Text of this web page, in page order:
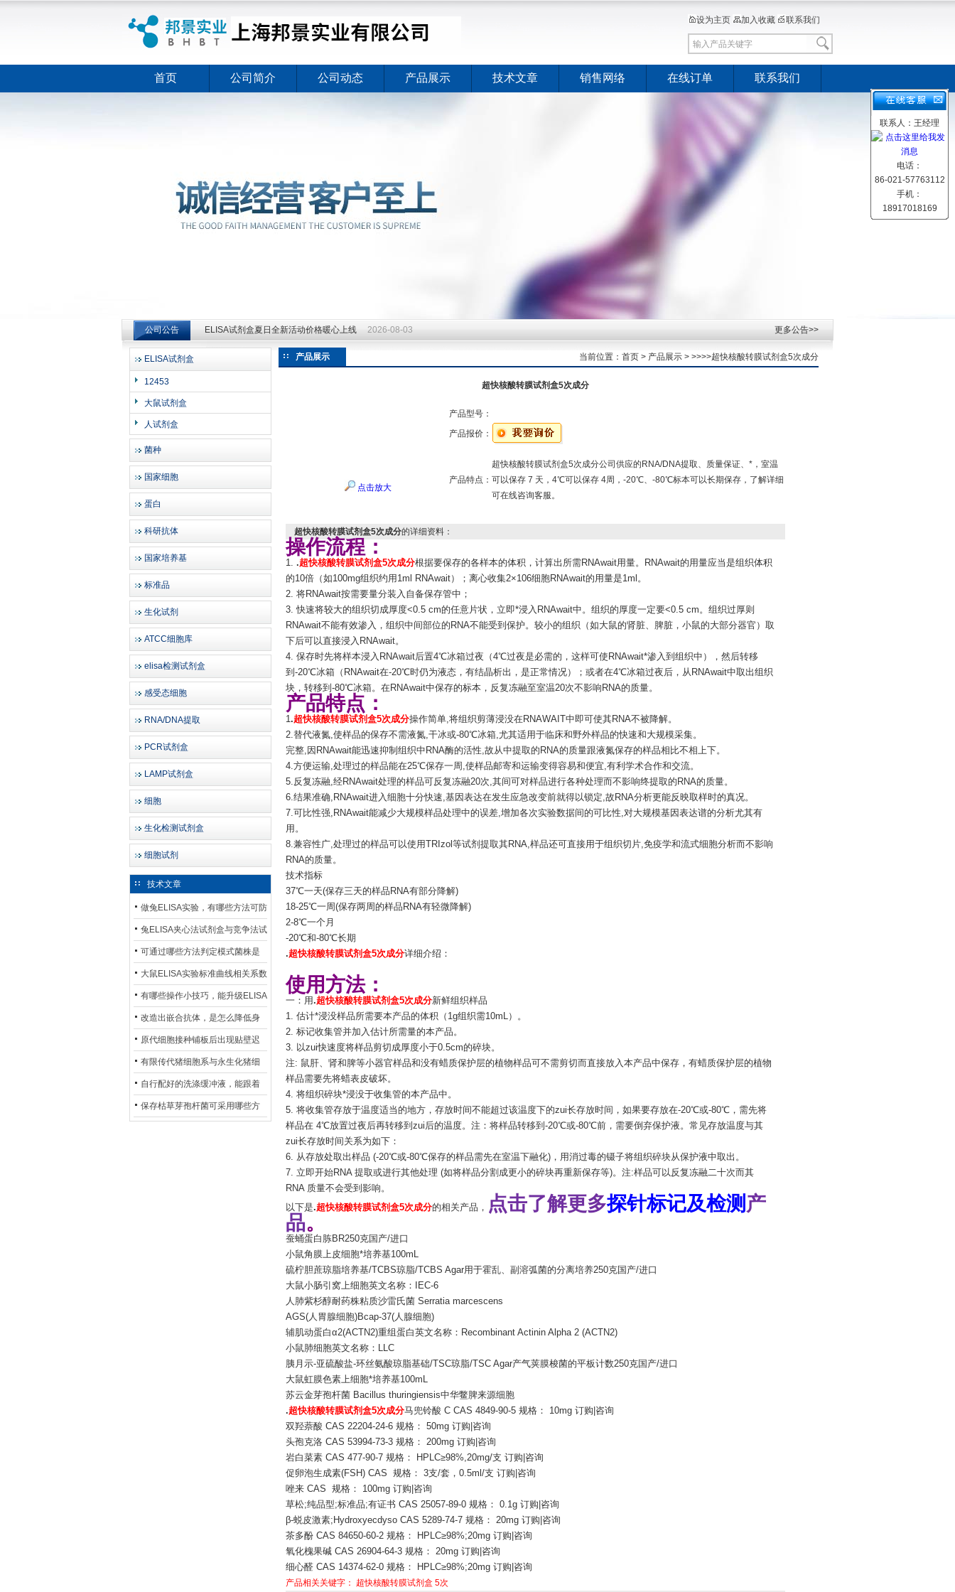
上海邦景实业有限公司
设为主页 加入收藏 联系我们
首页 公司简介 公司动态 产品展示 技术文章 销售网络 在线订单 联系我们
公司公告 ELISA试剂盒夏日全新活动价格暖心上线 2026-08-03
ELISA试剂盒夏日全新活动价格暖心上线
更多公告>>
ELISA试剂盒
12453
大鼠试剂盒
人试剂盒
菌种
国家细胞
蛋白
科研抗体
国家培养基
标准品
生化试剂
ATCC细胞库
elisa检测试剂盒
感受态细胞
RNA/DNA提取
PCR试剂盒
LAMP试剂盒
细胞
生化检测试剂盒
细胞试剂
技术文章
做兔ELISA实验，有哪些方法可防
止平台效应发生？
兔ELISA夹心法试剂盒与竞争法试
剂盒，适用检测场景存在哪些差
异？
可通过哪些方法判定模式菌株是
否存在杂菌污染？
大鼠ELISA实验标准曲线相关系数
偏低，可从哪些维度开展问题排
查？
有哪些操作小技巧，能升级ELISA
的LOD与LOQ性能？
改造出嵌合抗体，是怎么降低身
体生成抗鼠抗体（HAMA）的？
原代细胞接种铺板后出现贴壁迟
缓、悬浮细胞数量偏多的现象的
主要诱因
有限传代猪细胞系与永生化猪细
胞系，二者在增殖存活周期上有
什么区别？
自行配好的洗涤缓冲液，能跟着
试剂盒原装干粉放一处储存吗？
保存枯草芽孢杆菌可采用哪些方
产品展示 当前位置： 首页 > 产品展示 > >>>>超快核酸转膜试剂盒5次成分
超快核酸转膜试剂盒5次成分
点击放大
产品型号：
产品报价：
产品特点：
超快核酸转膜试剂盒5次成分公司供应的RNA/DNA提取、质量保证、*，室温
可以保存 7 天，4℃可以保存 4周，-20℃、-80℃标本可以长期保存，了解详细
可在线咨询客服。
超快核酸转膜试剂盒5次成分的详细资料：
操作流程：
1. .超快核酸转膜试剂盒5次成分根据要保存的各样本的体积，计算出所需RNAwait用量。RNAwait的用量应当是组织体积
的10倍（如100mg组织约用1ml RNAwait）；离心收集2×106细胞RNAwait的用量是1ml。
2. 将RNAwait按需要量分装入自备保存管中；
3. 快速将较大的组织切成厚度<0.5 cm的任意片状，立即*浸入RNAwait中。组织的厚度一定要<0.5 cm。组织过厚则
RNAwait不能有效渗入，组织中间部位的RNA不能受到保护。较小的组织（如大鼠的肾脏、脾脏，小鼠的大部分器官）取
下后可以直接浸入RNAwait。
4. 保存时先将样本浸入RNAwait后置4℃冰箱过夜（4℃过夜是必需的，这样可使RNAwait*渗入到组织中），然后转移
到-20℃冰箱（RNAwait在-20℃时仍为液态，有结晶析出，是正常情况）；或者在4℃冰箱过夜后，从RNAwait中取出组织
块，转移到-80℃冰箱。在RNAwait中保存的标本，反复冻融至室温20次不影响RNA的质量。
产品特点：
1.超快核酸转膜试剂盒5次成分操作简单,将组织剪薄浸没在RNAWAIT中即可使其RNA不被降解。
2.替代液氮,使样品的保存不需液氮,干冰或-80℃冰箱,尤其适用于临床和野外样品的快速和大规模采集。
完整,因RNAwait能迅速抑制组织中RNA酶的活性,故从中提取的RNA的质量跟液氮保存的样品相比不相上下。
4.方便运输,处理过的样品能在25℃保存一周,使样品邮寄和运输变得容易和便宜,有利学术合作和交流。
5.反复冻融,经RNAwait处理的样品可反复冻融20次,其间可对样品进行各种处理而不影响终提取的RNA的质量。
6.结果准确,RNAwait进入细胞十分快速,基因表达在发生应急改变前就得以锁定,故RNA分析更能反映取样时的真况。
7.可比性强,RNAwait能减少大规模样品处理中的误差,增加各次实验数据间的可比性,对大规模基因表达谱的分析尤其有
用。
8.兼容性广,处理过的样品可以使用TRIzol等试剂提取其RNA,样品还可直接用于组织切片,免疫学和流式细胞分析而不影响
RNA的质量。
技术指标
37℃一天(保存三天的样品RNA有部分降解)
18-25℃一周(保存两周的样品RNA有轻微降解)
2-8℃一个月
-20℃和-80℃长期
.超快核酸转膜试剂盒5次成分详细介绍：
使用方法：
一：用.超快核酸转膜试剂盒5次成分新鲜组织样品
1. 估计*浸没样品所需要本产品的体积（1g组织需10mL）。
2. 标记收集管并加入估计所需量的本产品。
3. 以zui快速度将样品剪切成厚度小于0.5cm的碎块。
注: 鼠肝、肾和脾等小器官样品和没有蜡质保护层的植物样品可不需剪切而直接放入本产品中保存，有蜡质保护层的植物
样品需要先将蜡表皮破坏。
4. 将组织碎块*浸没于收集管的本产品中。
5. 将收集管存放于温度适当的地方，存放时间不能超过该温度下的zui长存放时间，如果要存放在-20℃或-80℃，需先将
样品在 4℃放置过夜后再转移到zui后的温度。注：将样品转移到-20℃或-80℃前，需要倒弃保护液。常见存放温度与其
zui长存放时间关系为如下：
6. 从存放处取出样品 (-20℃或-80℃保存的样品需先在室温下融化)，用消过毒的镊子将组织碎块从保护液中取出。
7. 立即开始RNA 提取或进行其他处理 (如将样品分割成更小的碎块再重新保存等)。注:样品可以反复冻融二十次而其
RNA 质量不会受到影响。
以下是.超快核酸转膜试剂盒5次成分的相关产品， 点击了解更多探针标记及检测 产
品。
蚕蛹蛋白胨BR250克国产/进口
小鼠角膜上皮细胞*培养基100mL
硫柠胆蔗琼脂培养基/TCBS琼脂/TCBS Agar用于霍乱、副溶弧菌的分离培养250克国产/进口
大鼠小肠引窝上细胞英文名称：IEC-6
人肺紫杉醇耐药株粘质沙雷氏菌 Serratia marcescens
AGS(人胃腺细胞)Bcap-37(人腺细胞)
辅肌动蛋白α2(ACTN2)重组蛋白英文名称：Recombinant Actinin Alpha 2 (ACTN2)
小鼠肺细胞英文名称：LLC
胰月示-亚硫酸盐-环丝氨酸琼脂基础/TSC琼脂/TSC Agar产气荚膜梭菌的平板计数250克国产/进口
大鼠虹膜色素上细胞*培养基100mL
苏云金芽孢杆菌 Bacillus thuringiensis中华鳖脾来源细胞
.超快核酸转膜试剂盒5次成分马兜铃酸 C CAS 4849-90-5 规格： 10mg 订购|咨询
双羟萘酸 CAS 22204-24-6 规格： 50mg 订购|咨询
头孢克洛 CAS 53994-73-3 规格： 200mg 订购|咨询
岩白菜素 CAS 477-90-7 规格： HPLC≥98%,20mg/支 订购|咨询
促卵泡生成素(FSH) CAS 规格： 3支/套，0.5ml/支 订购|咨询
唑来 CAS 规格： 100mg 订购|咨询
草松;纯品型;标准品;有证书 CAS 25057-89-0 规格： 0.1g 订购|咨询
β-蜕皮激素;Hydroxyecdyso CAS 5289-74-7 规格： 20mg 订购|咨询
茶多酚 CAS 84650-60-2 规格： HPLC≥98%;20mg 订购|咨询
氧化槐果碱 CAS 26904-64-3 规格： 20mg 订购|咨询
细心醛 CAS 14374-62-0 规格： HPLC≥98%;20mg 订购|咨询
产品相关关键字： 超快核酸转膜试剂盒 5次
联系人：王经理
电话：
86-021-57763112
手机：
18917018169